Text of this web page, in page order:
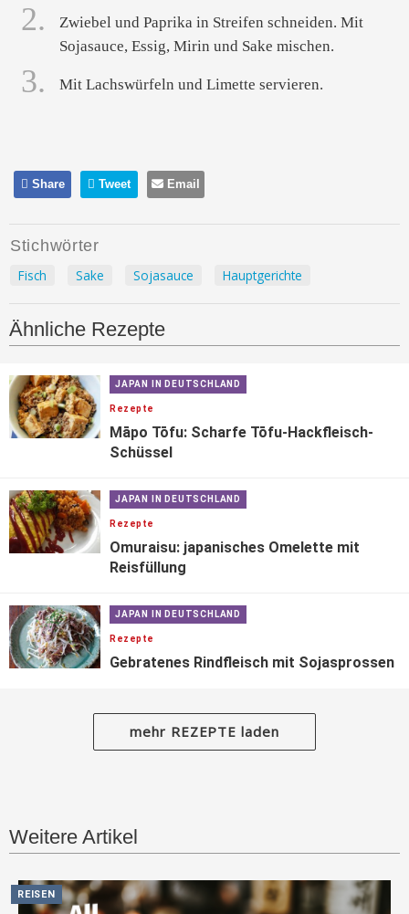
2.
Zwiebel und Paprika in Streifen schneiden. Mit
Sojasauce, Essig, Mirin und Sake mischen.
3. Mit Lachswürfeln und Limette servieren.
Share Tweet Email
Stichwörter
Fisch Sake Sojasauce Hauptgerichte
Ähnliche Rezepte
JAPAN IN DEUTSCHLAND
Rezepte
Māpo Tōfu: Scharfe Tōfu-Hackfleisch-
Schüssel
JAPAN IN DEUTSCHLAND
Rezepte
Omuraisu: japanisches Omelette mit
Reisfüllung
JAPAN IN DEUTSCHLAND
Rezepte
Gebratenes Rindfleisch mit Sojasprossen
mehr REZEPTE laden
Weitere Artikel
REISEN